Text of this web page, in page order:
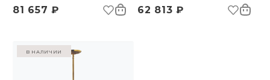
81 657 ₽
62 813 ₽
в наличии